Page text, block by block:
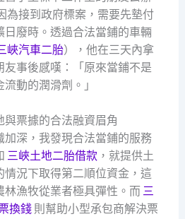
為接到政府標案，需要先墊付
日廢時。透過合法當鋪的車輛
峽汽車二胎），他在三天內拿
友事後感嘆：「原來當鋪不是
動的潤滑劑。」
與票據的合法融資眉角
加深，我發現合法當鋪的服務
三峽土地二胎借款，就提供土
況下取得第二順位資金，這
漁牧從業者極具彈性。而 三
換錢則幫助小型承包商解決票